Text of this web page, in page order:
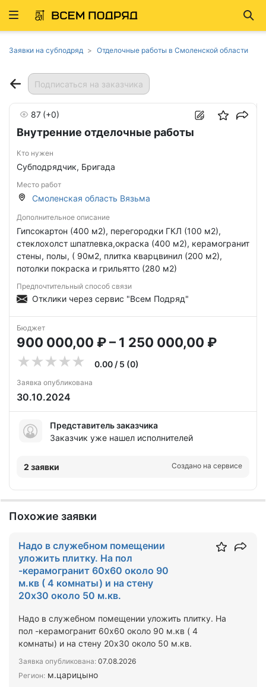
Развернуть
Заявки на субподряд Отделочные работы в Смоленской области
Подписаться на заказчика
Внутренние отделочные работы
87 (+0)
Кто нужен
Субподрядчик, Бригада
Место работ
Смоленская область Вязьма
Дополнительное описание
Гипсокартон (400 м2), перегородки ГКЛ (100 м2),
стеклохолст шпатлевка,окраска (400 м2), керамогранит
стены, полы, ( 90м2, плитка кварцвинил (200 м2),
потолки покраска и грильятто (280 м2)
Предпочтительный способ связи
Отклики через сервис "Всем Подряд"
Бюджет
900 000,00 ₽ – 1 250 000,00 ₽
0.00 / 5 (0)
Заявка опубликована
30.10.2024
Представитель заказчика
Заказчик уже нашел исполнителей
2 заявки Создано на сервисе
Похожие заявки
Надо в служебном помещении
уложить плитку. На пол
-керамогранит 60х60 около 90
м.кв ( 4 комнаты) и на стену
20х30 около 50 м.кв.
Надо в служебном помещении уложить плитку. На
пол -керамогранит 60х60 около 90 м.кв ( 4
комнаты) и на стену 20х30 около 50 м.кв.
Заявка опубликована: 07.08.2026
Регион: м.царицыно